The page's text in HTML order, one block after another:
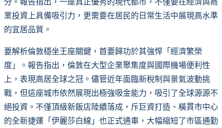
分。報告指出，一座真正優秀的現代都市，不僅要在經濟與商
業投資上具備吸引力，更需要在居民的日常生活中展現高水準
的宜居品質。
要解析倫敦穩坐王座關鍵，首要歸功於其強悍「經濟繁榮
度」。報告指出，倫敦在大型企業聚集度與國際機場便利性
上，表現高居全球之冠。儘管近年面臨新稅制與景氣波動挑
戰，但這座城市依然展現出極強吸金能力，吸引了全球源源不
絕投資。不僅頂級新飯店陸續落成，斥巨資打造、橫貫市中心
的全新捷運「伊麗莎白線」也正式通車，大幅縮短了市區通勤